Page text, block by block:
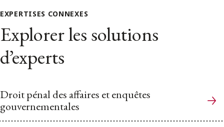
EXPERTISES CONNEXES
Explorer les solutions
d’experts
Droit pénal des affaires et enquêtes
gouvernementales